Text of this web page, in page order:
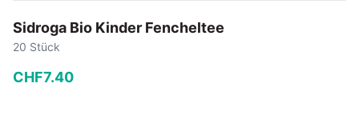
Sidroga Bio Kinder Fencheltee
20 Stück
CHF7.40